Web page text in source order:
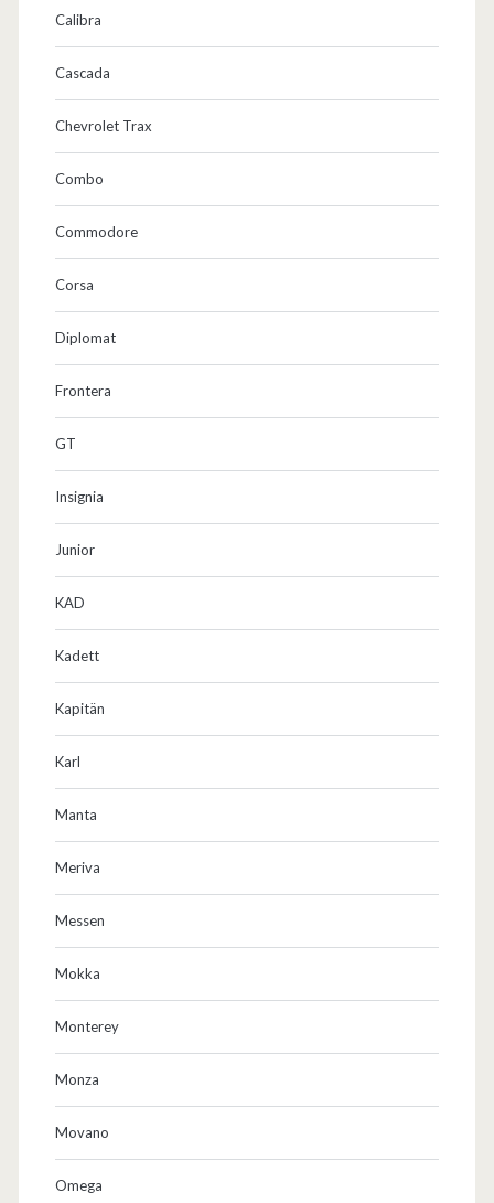
u
Calibra
Cascada
Chevrolet Trax
Combo
Commodore
Corsa
Diplomat
Frontera
GT
Insignia
Junior
KAD
Kadett
Kapitän
Karl
Manta
Meriva
Messen
Mokka
Monterey
Monza
Movano
Omega